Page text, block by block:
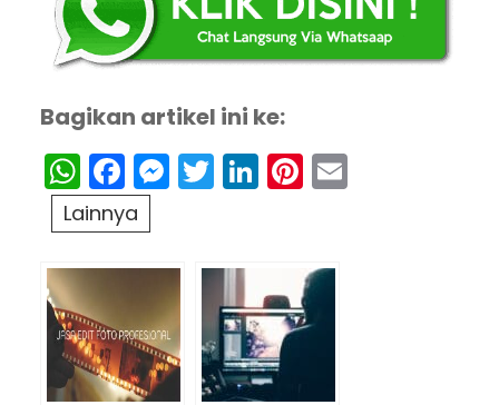
Bagikan artikel ini ke:
WhatsApp
Facebook
Messenger
Twitter
LinkedIn
Pinterest
Lainnya